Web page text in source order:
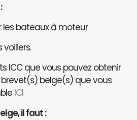
bateaux à moteur
ICC que vous pouvez obtenir
belge(s) que vous
ICI
il faut :